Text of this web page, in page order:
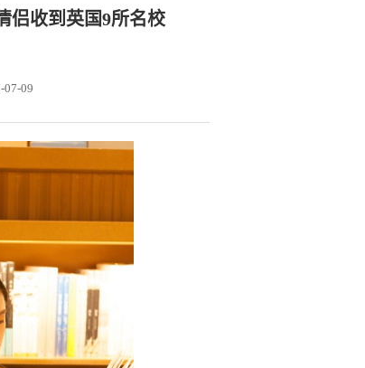
侣收到英国9所名校
07-09